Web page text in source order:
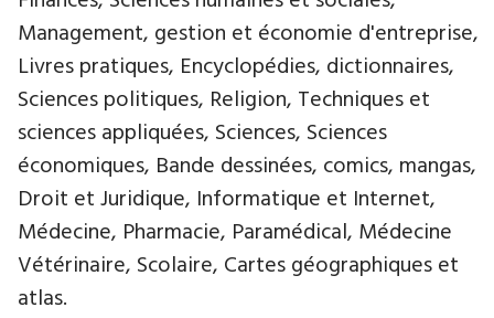
Management, gestion et économie d'entreprise,
Livres pratiques, Encyclopédies, dictionnaires,
Sciences politiques, Religion, Techniques et
sciences appliquées, Sciences, Sciences
économiques, Bande dessinées, comics, mangas,
Droit et Juridique, Informatique et Internet,
Médecine, Pharmacie, Paramédical, Médecine
Vétérinaire, Scolaire, Cartes géographiques et
atlas.